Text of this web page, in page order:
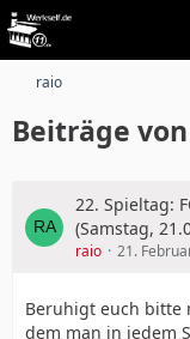
raio
Beiträge
22. Spieltag:
(Samstag,
raio 21.
Beruhigt euch bitte
dem man in jedem